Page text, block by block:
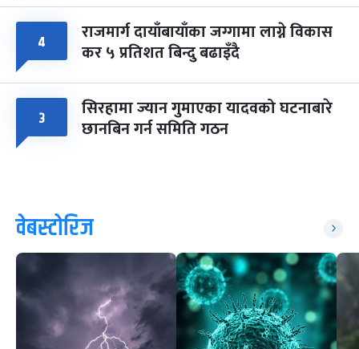
४ राजमार्ग दायाँबायाँका जग्गामा लाग्ने विकास
कर ५ प्रतिशत बिन्दु बढाइँदै
३ सिरहामा ज्यान गुमाएका यादवको घटनाबारे
छानबिन गर्न समिति गठन
वेबस्टोरिज